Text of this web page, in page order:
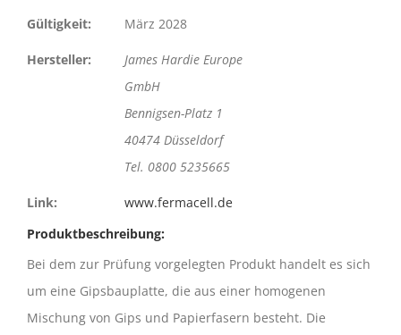
Gültigkeit: März 2028
Hersteller:
James Hardie Europe
GmbH
Bennigsen-Platz 1
40474 Düsseldorf
Tel. 0800 5235665
Link:
www.fermacell.de
Produktbeschreibung:
Bei dem zur Prüfung vorgelegten Produkt handelt es sich
um eine Gipsbauplatte, die aus einer homogenen
Mischung von Gips und Papierfasern besteht. Die